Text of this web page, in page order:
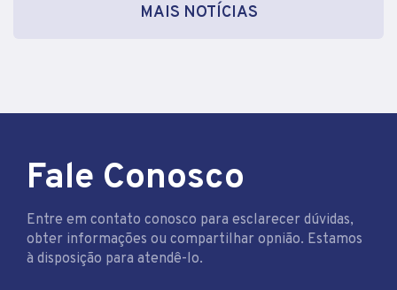
MAIS NOTÍCIAS
Fale Conosco
Entre em contato conosco para esclarecer dúvidas,
obter informações ou compartilhar opnião. Estamos
à disposição para atendê-lo.